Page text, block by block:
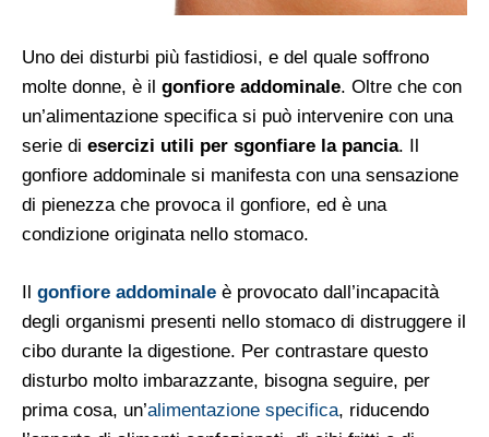
Uno dei disturbi più fastidiosi, e del quale soffrono
molte donne, è il gonfiore addominale. Oltre che con
un’alimentazione specifica si può intervenire con una
serie di esercizi utili per sgonfiare la pancia. Il
gonfiore addominale si manifesta con una sensazione
di pienezza che provoca il gonfiore, ed è una
condizione originata nello stomaco.
Il gonfiore addominale è provocato dall’incapacità
degli organismi presenti nello stomaco di distruggere il
cibo durante la digestione. Per contrastare questo
disturbo molto imbarazzante, bisogna seguire, per
prima cosa, un’alimentazione specifica, riducendo